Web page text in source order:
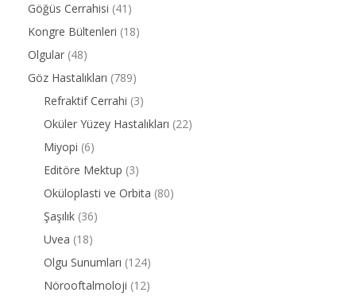
Göğüs Cerrahisi (41)
Kongre Bültenleri (18)
Olgular (48)
Göz Hastalıkları (789)
Refraktif Cerrahi (3)
Oküler Yüzey Hastalıkları (22)
Miyopi (6)
Editöre Mektup (3)
Oküloplasti ve Orbita (80)
Şaşılık (36)
Uvea (18)
Olgu Sunumları (124)
Nörooftalmoloji (12)